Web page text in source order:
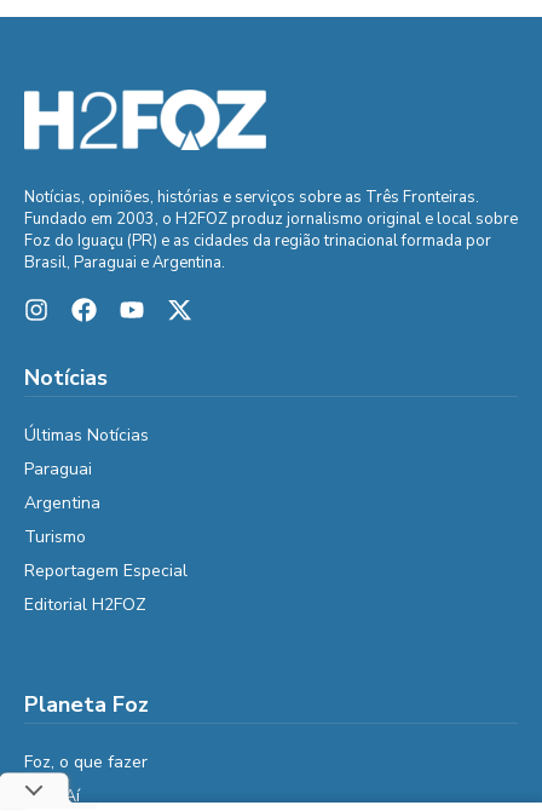
Notícias, opiniões, histórias e serviços sobre as Três Fronteiras.
Fundado em 2003, o H2FOZ produz jornalismo original e local sobre
Foz do Iguaçu (PR) e as cidades da região trinacional formada por
Brasil, Paraguai e Argentina.
Notícias
Últimas Notícias
Paraguai
Argentina
Turismo
Reportagem Especial
Editorial H2FOZ
Planeta Foz
Foz, o que fazer
Diga Aí